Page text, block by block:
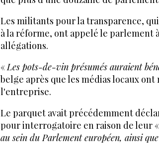
Les militants pour la transparence,
à la réforme, ont appelé le
allégations.
« Les pots-de-vin présumés auraient
belge après que les médias locaux
l'entreprise.
Le parquet avait précédemment
pour interrogatoire en raison de leur «
au sein du Parlement européen, ainsi